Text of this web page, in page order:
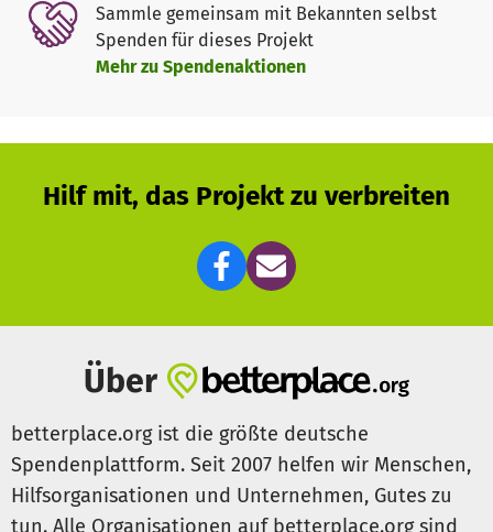
Sammle gemeinsam mit Bekannten selbst
Spenden für dieses Projekt
Mehr zu Spendenaktionen
Hilf mit, das Projekt zu verbreiten
Über
betterplace.org ist die größte deutsche
Spendenplattform. Seit 2007 helfen wir Menschen,
Hilfsorganisationen und Unternehmen, Gutes zu
tun. Alle Organisationen auf betterplace.org sind